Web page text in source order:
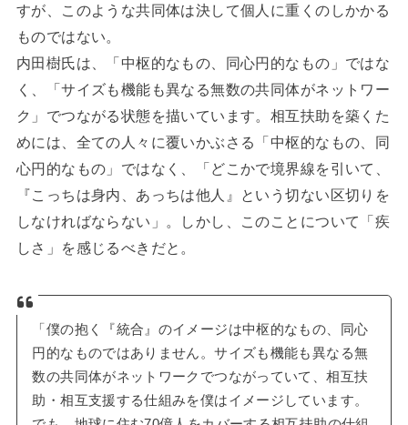
すが、このような共同体は決して個人に重くのしかかる
ものではない。
内田樹氏は、「中枢的なもの、同心円的なもの」ではな
く、「サイズも機能も異なる無数の共同体がネットワー
ク」でつながる状態を描いています。相互扶助を築くた
めには、全ての人々に覆いかぶさる「中枢的なもの、同
心円的なもの」ではなく、「どこかで境界線を引いて、
『こっちは身内、あっちは他人』という切ない区切りを
しなければならない」。しかし、このことについて「疾
しさ」を感じるべきだと。
「僕の抱く『統合』のイメージは中枢的なもの、同心
円的なものではありません。サイズも機能も異なる無
数の共同体がネットワークでつながっていて、相互扶
助・相互支援する仕組みを僕はイメージしています。